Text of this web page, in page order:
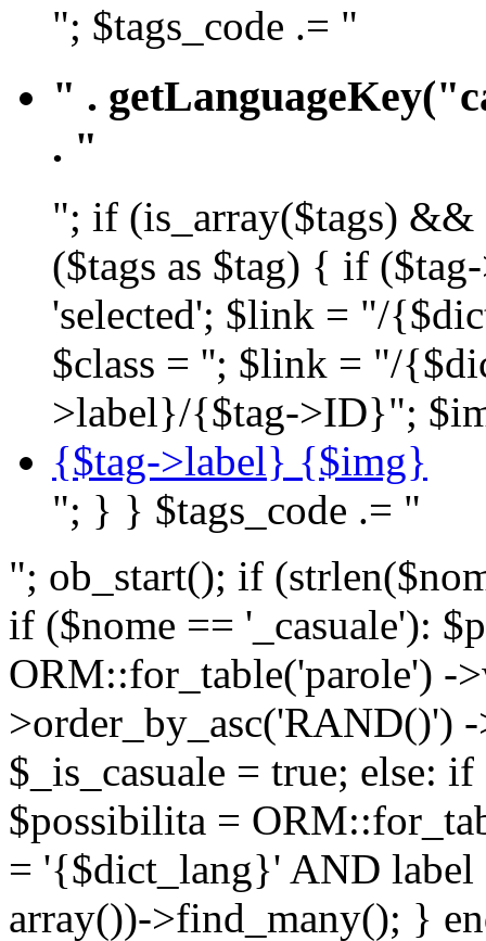
"; $tags_code .= "
" .
. "
"; if (is_array($tags) &&
($tags as $tag) { if
'selected'; $link = "/
$class = ''; $link = "/
>label}/{$tag->ID}";
{$tag->label} {$img}
"; } } $tags_code .= "
"; ob_start(); if
if ($nome == '_casuale'):
ORM::for_table('parole') -
>order_by_asc('RAND()')
$_is_casuale = true; else:
$possibilita =
= '{$dict_lang}' AND
array())->find_many(); }